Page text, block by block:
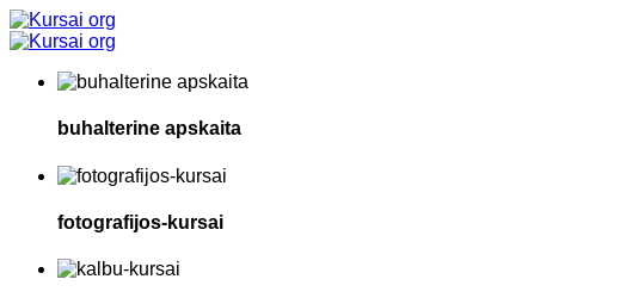
buhalterine apskaita
fotografijos-kursai